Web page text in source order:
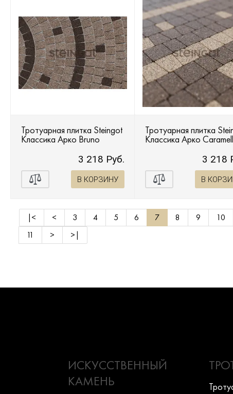
Тротуарная плитка Steingot
Классика Арко Bruno
3 218 Руб.
В КОРЗИНУ
Тротуарная плитка
Классика Арко
3 218
В
|< < 3 4 5 6 7 8 9
10
11
> >|
ИСКУССТВЕННЫЙ
КАМЕНЬ